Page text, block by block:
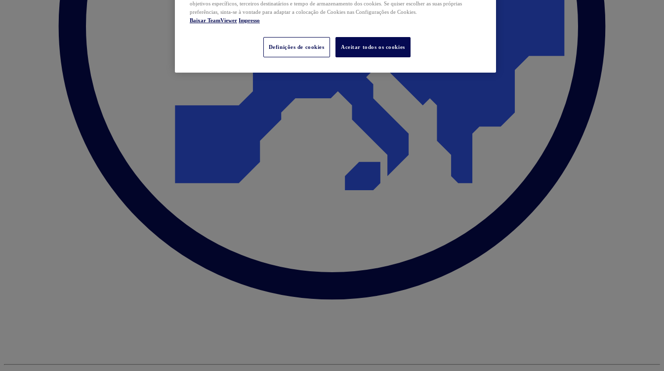
objetivos específicos, terceiros destinatários e tempo de armazenamento dos cookies. Se quiser escolher as suas próprias
preferências, sinta-se à vontade para adaptar a colocação de Cookies nas Configurações de Cookies.
Baixar TeamViewer Impresso
Definições de cookies Aceitar todos os cookies